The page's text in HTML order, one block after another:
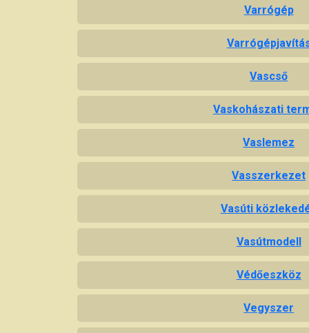
Varrógép
Vascső
Vaskohászati
Vaslemez
Vasszerkezet
Vasúti
Vasútmodell
Védőeszköz
Vegyszer